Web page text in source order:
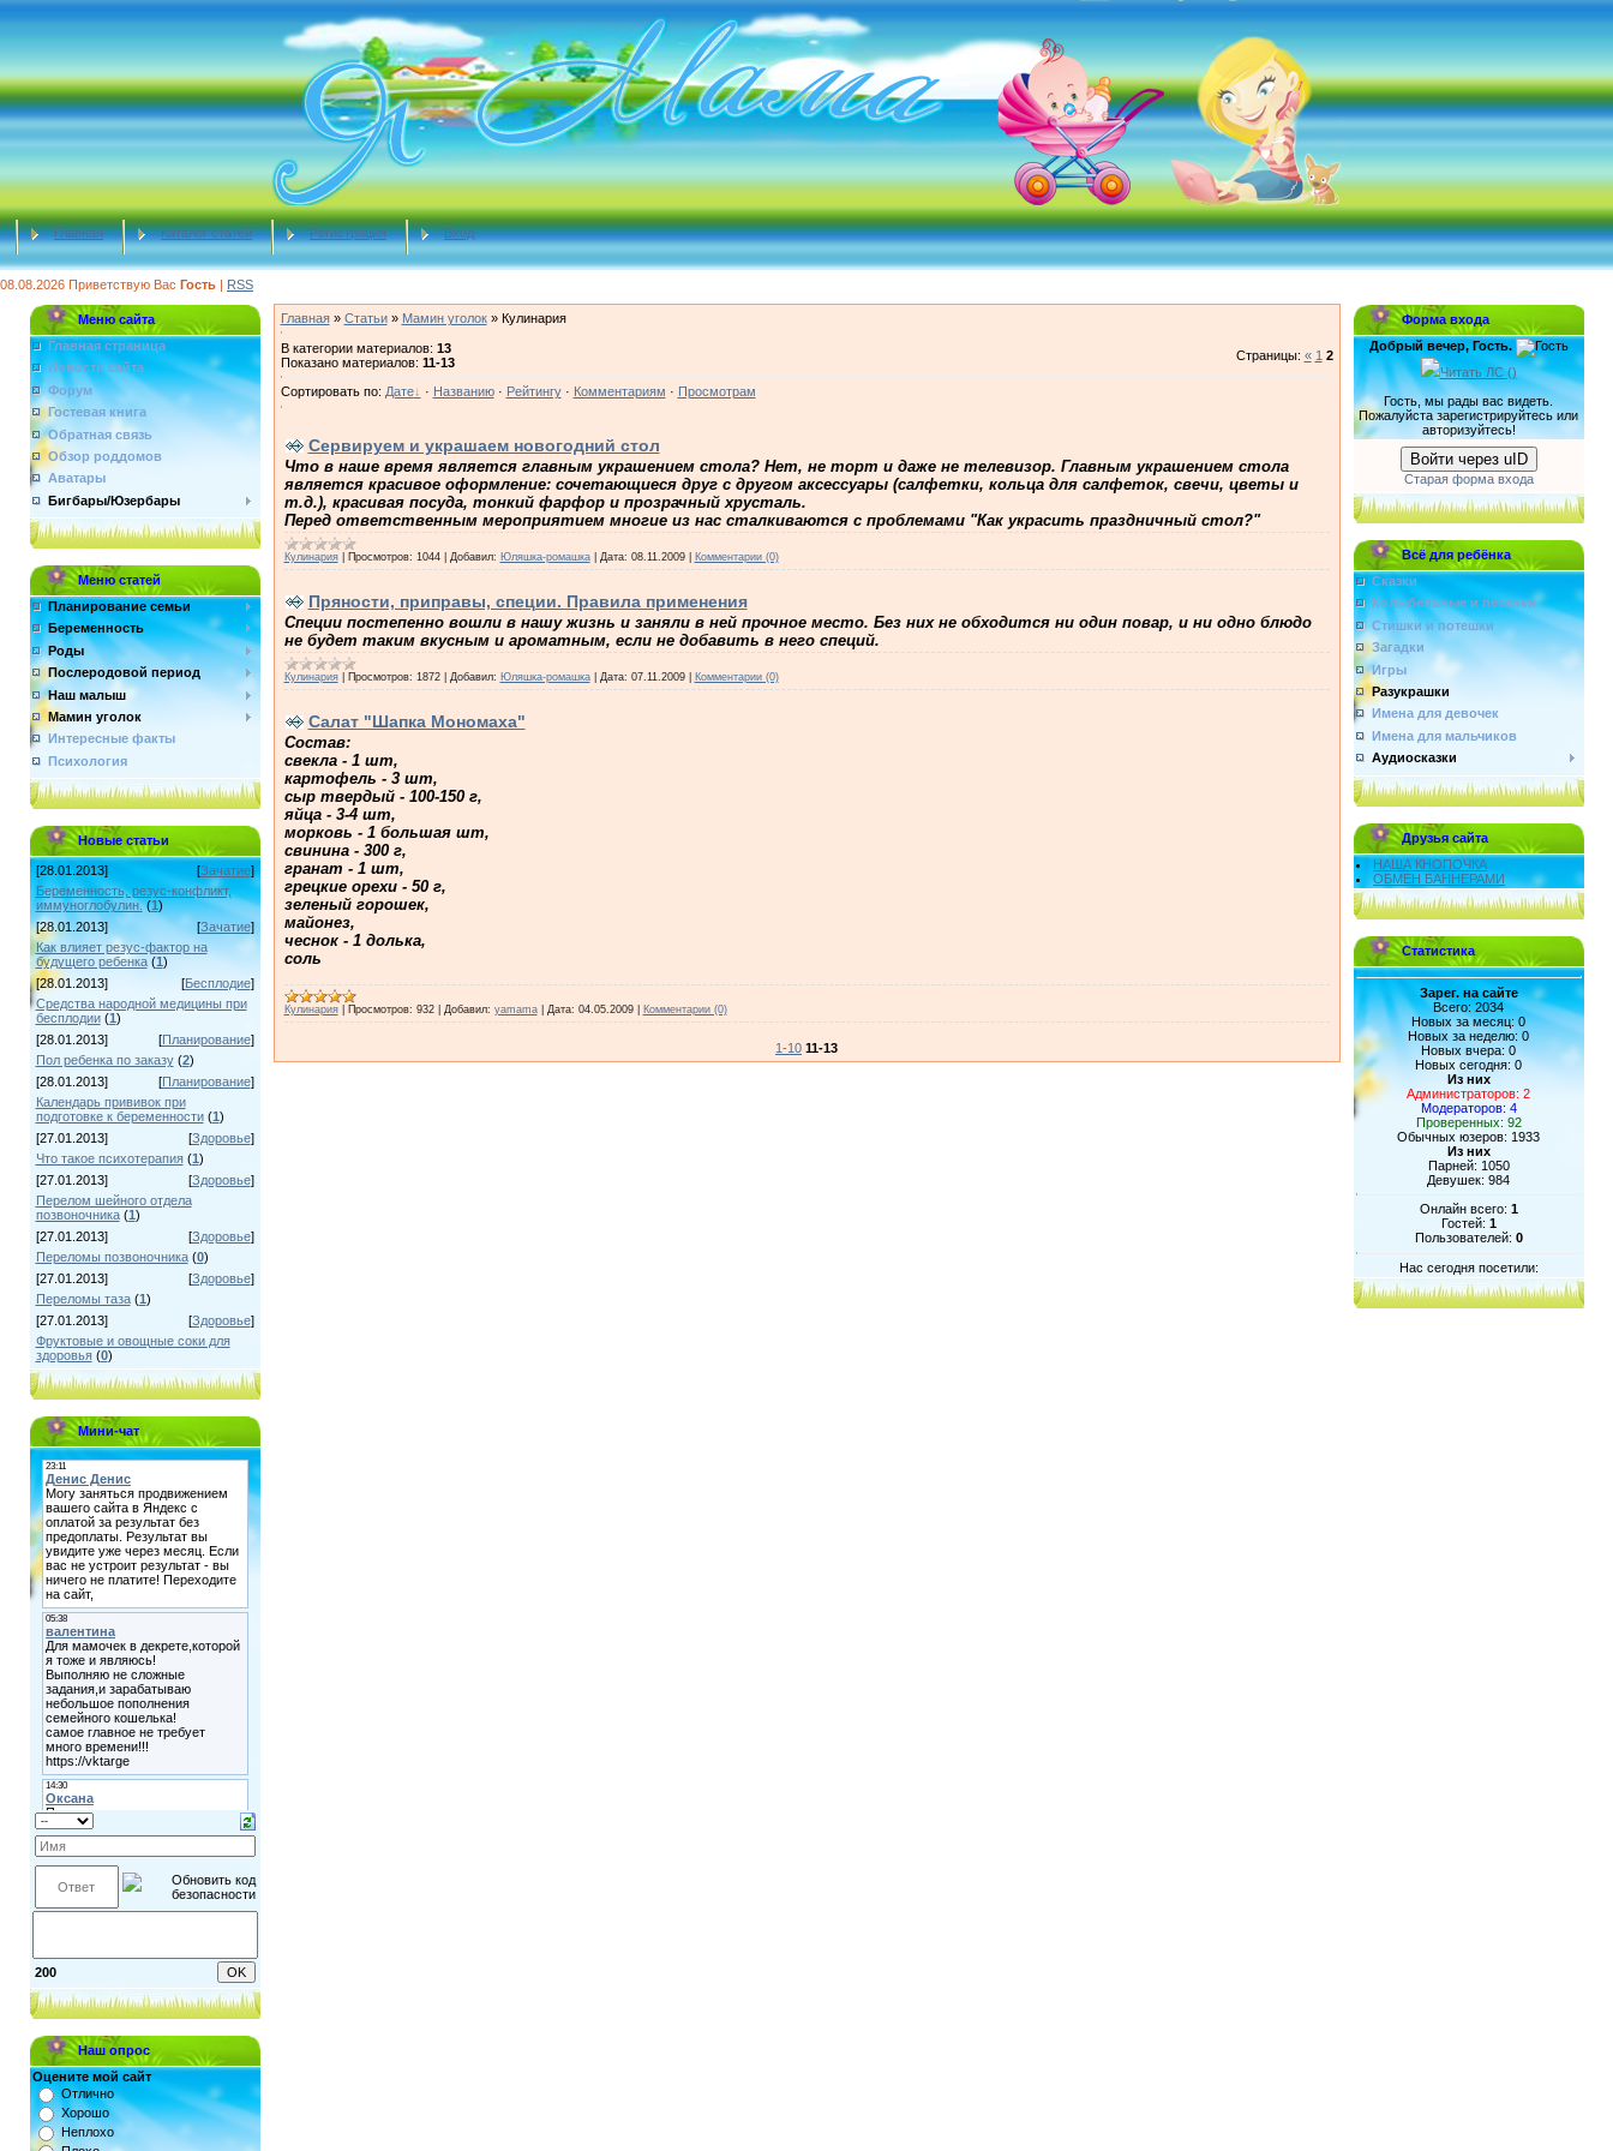
Главная Каталог статей Регистрация Вход
08.08.2026 Приветствую Вас Гость | RSS
Меню сайта
Главная страница
Новости сайта
Форум
Гостевая книга
Обратная связь
Обзор роддомов
Аватары
Бигбары/Юзербары
Меню статей
Планирование семьи
Беременность
Роды
Послеродовой период
Наш малыш
Мамин уголок
Интересные факты
Психология
Новые статьи
[28.01.2013] [Зачатие]
Беременность, резус-конфликт,
иммуноглобулин. (1)
[28.01.2013]
[Зачатие]
Как влияет резус-фактор на
будущего ребенка (1)
[28.01.2013]
[Бесплодие]
Средства народной медицины при
бесплодии (1)
[28.01.2013]
[Планирование]
Пол ребенка по заказу (2)
[28.01.2013]
[Планирование]
Календарь прививок при
подготовке к беременности (1)
[27.01.2013]
[Здоровье]
Что такое психотерапия (1)
[27.01.2013]
[Здоровье]
Перелом шейного отдела
позвоночника (1)
[27.01.2013]
[Здоровье]
Переломы позвоночника (0)
[27.01.2013]
[Здоровье]
Переломы таза (1)
[27.01.2013]
[Здоровье]
Фруктовые и овощные соки для
здоровья (0)
Мини-чат
200
Наш опрос
Оцените мой сайт
Отлично
Хорошо
Неплохо
Главная» Статьи» Мамин уголок» Кулинария
В категории материалов: 13
Показано материалов: 11-13 Страницы: « 1 2
Сортировать по: Дате · Названию· Рейтингу· Комментариям · Просмотрам
Сервируем и украшаем новогодний стол
Что в наше время является главным украшением стола? Нет, не торт и даже не телевизор. Главным украшением стола
является красивое оформление: сочетающиеся друг с другом аксессуары (салфетки, кольца для салфеток, свечи, цветы и
т.д.), красивая посуда, тонкий фарфор и прозрачный хрусталь.
Перед ответственным мероприятием многие из нас сталкиваются с проблемами "Как украсить праздничный стол?"
Кулинария| Просмотров: 1044| Добавил: Юляшка-ромашка| Дата: 08.11.2009 Комментарии (0)
Пряности, приправы, специи. Правила применения
Специи постепенно вошли в нашу жизнь и заняли в ней прочное место. Без них не обходится ни один повар, и ни одно блюдо
не будет таким вкусным и ароматным, если не добавить в него специй.
Кулинария| Просмотров: 1872| Добавил: Юляшка-ромашка| Дата: 07.11.2009 Комментарии (0)
Салат "Шапка Мономаха"
Состав:
свекла - 1 шт,
картофель - 3 шт,
сыр твердый - 100-150 г,
яйца - 3-4 шт,
морковь - 1 большая шт,
свинина - 300 г,
гранат - 1 шт,
грецкие орехи - 50 г,
зеленый горошек,
майонез,
чеснок - 1 долька,
соль
Кулинария| Просмотров: 932| Добавил: yamama| Дата: 04.05.2009 Комментарии (0)
1-10 11-13
Форма входа
Добрый вечер, Гость.
Читать ЛС ()
Гость, мы рады вас видеть.
Пожалуйста зарегистрируйтесь или
авторизуйтесь!
Войти через uID
Старая форма входа
Всё для ребёнка
Сказки
Колыбельные и песенки
Стишки и потешки
Загадки
Игры
Разукрашки
Имена для девочек
Имена для мальчиков
Аудиосказки
Друзья сайта
НАША КНОПОЧКА
ОБМЕН БАННЕРАМИ
Статистика
Зарег. на сайте
Всего: 2034
Новых за месяц: 0
Новых за неделю: 0
Новых вчера: 0
Новых сегодня: 0
Из них
Администраторов: 2
Модераторов: 4
Проверенных: 92
Обычных юзеров: 1933
Из них
Парней: 1050
Девушек: 984
Онлайн всего: 1
Гостей: 1
Пользователей: 0
Нас сегодня посетили: